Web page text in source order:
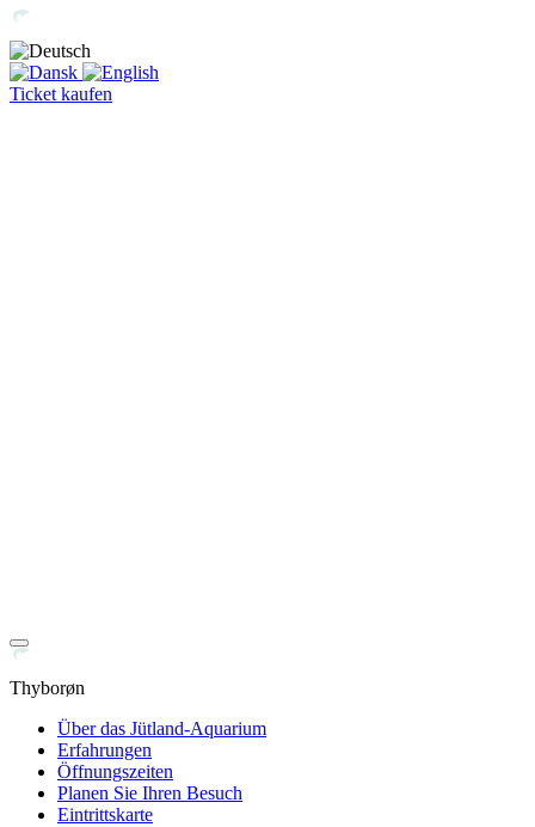
Ticket kaufen
Thyborøn
Über das Jütland-Aquarium
Erfahrungen
Öffnungszeiten
Planen Sie Ihren Besuch
Eintrittskarte